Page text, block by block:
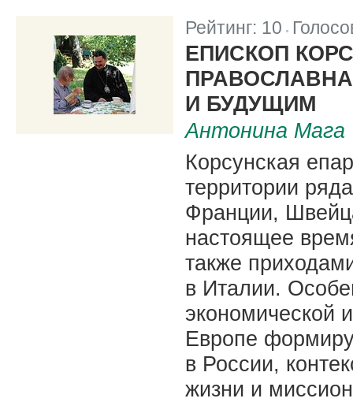
Рейтинг: 10 |
ЕПИСКОП
И БУДУЩИМ
Антонина Мага
Корсунская
территории
Франции,
настоящее
также
в Италии.
экономической
Европе
в России,
жизни и